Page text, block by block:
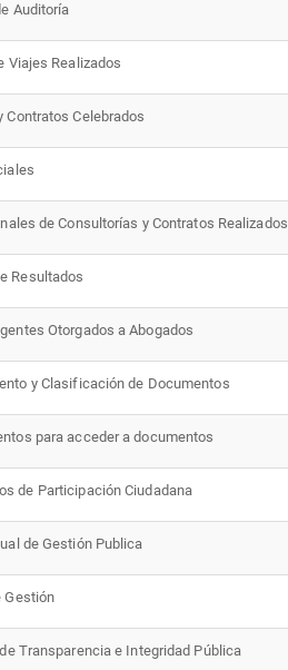
Auditoría
Viajes Realizados
Contratos Celebrados
de Consultorías y Contratos Realizados
Resultados
Otorgados a Abogados
y Clasificación de Documentos
para acceder a documentos
de Participación Ciudadana
de Gestión Publica
Gestión
Transparencia e Integridad Pública